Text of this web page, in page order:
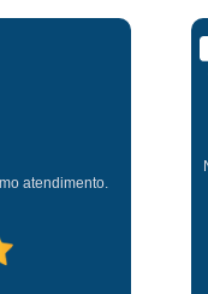
muito bem os